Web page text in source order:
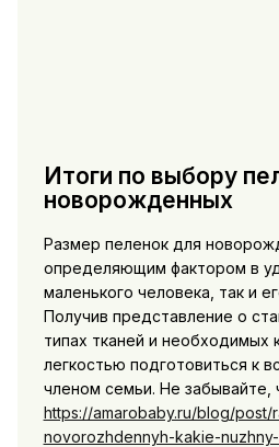
Итоги по выбору
новорожденных
Размер пеленок для
определяющим фактором в
маленького человека, так и
Получив представление о
типах тканей и необходимых
легкостью подготовиться к
членом семьи. Не забывайте,
https://amarobaby.ru/blog/
novorozhdennyh-kakie-